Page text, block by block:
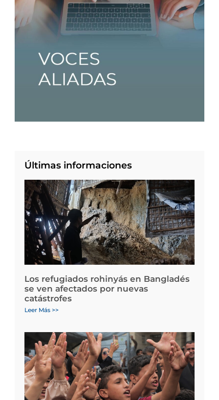
Últimas informaciones
Los refugiados rohinyás en Bangladés
se ven afectados por nuevas
catástrofes
Leer Más >>